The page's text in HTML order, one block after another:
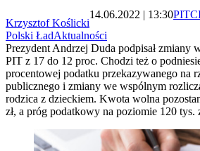
Krzysztof Koślicki
14.06.2022 | 13:30PIT
Polski ŁadAktualności
Prezydent Andrzej Duda podpisał zmiany
PIT z 17 do 12 proc. Chodzi też o
procentowej podatku przekazywanego na
publicznego i zmiany we wspólnym
rodzica z dzieckiem. Kwota wolna
zł, a próg podatkowy na poziomie 120 tys.